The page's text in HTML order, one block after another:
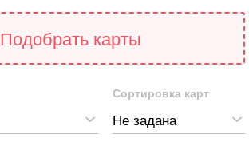
Подобрать карты
Сортировка карт
Не задана